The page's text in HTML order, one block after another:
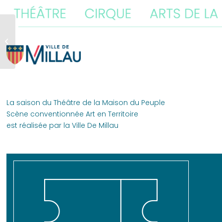
La saison du Théâtre de la Maison du Peuple
Scène conventionnée Art en Territoire
est réalisée par la Ville De Millau